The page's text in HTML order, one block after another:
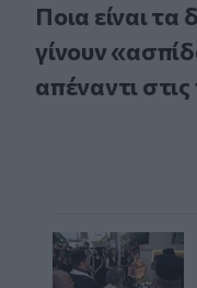
Ποια είναι
γίνουν
απέναντι